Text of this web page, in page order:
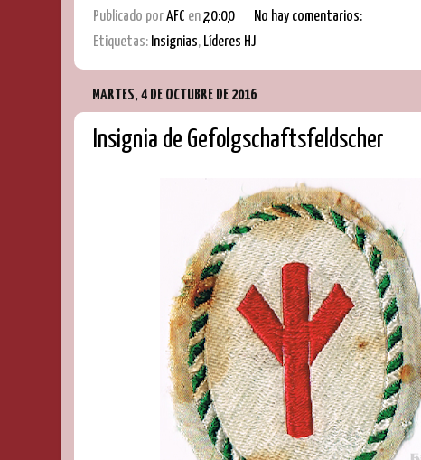
Publicado porAFC en20:00
No hay comentarios:
Etiquetas: Insignias, Líderes HJ
MARTES, 4 DE OCTUBRE DE 2016
Insignia de Gefolgschaftsfeldscher